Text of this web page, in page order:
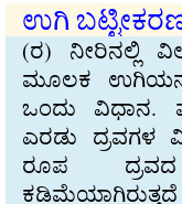
ಉಗಿ
(ರ) ನೀರಿನಲ್ಲಿ
ಮೂಲಕ
ಒಂದು ವಿಧಾನ.
ಎರಡು ದ್ರವಗಳ
ರೂಪ